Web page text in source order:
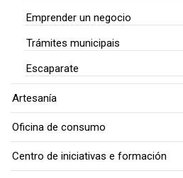
Emprender un negocio
Trámites municipais
Escaparate
Artesanía
Oficina de consumo
Centro de iniciativas e formación